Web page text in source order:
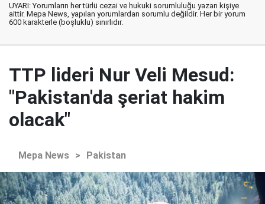
UYARI: Yorumların her türlü cezai ve hukuki sorumluluğu yazan kişiye
aittir. Mepa News, yapılan yorumlardan sorumlu değildir. Her bir yorum
600 karakterle (boşluklu) sınırlıdır.
TTP lideri Nur Veli Mesud:
"Pakistan'da şeriat hakim
olacak"
Mepa News > Pakistan